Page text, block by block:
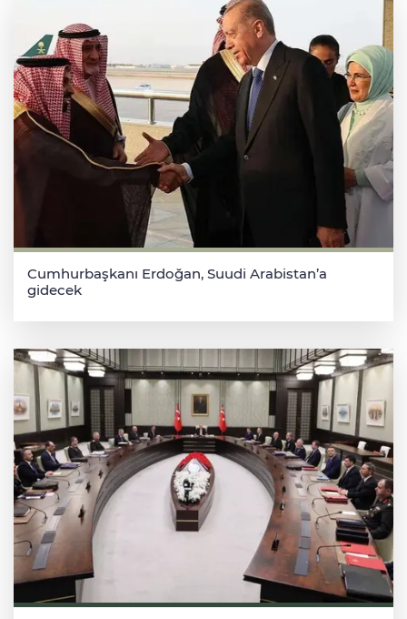
Cumhurbaşkanı Erdoğan, Suudi Arabistan’a
gidecek